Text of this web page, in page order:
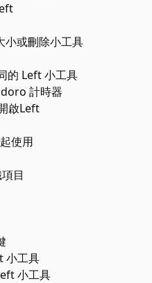
小或刪除小工具
的 Left 小工具
計時器
啟Left
使用
目
小工具
小工具